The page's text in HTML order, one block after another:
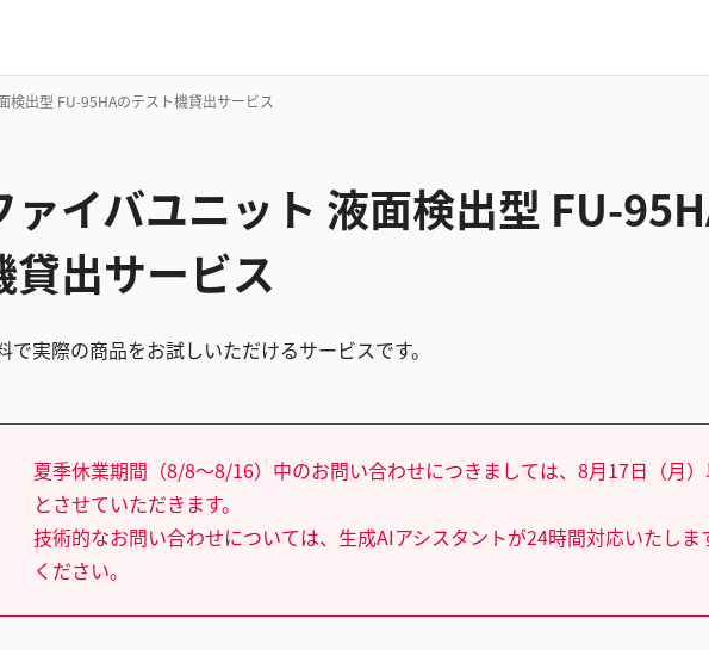
検出型 FU-95HAのテスト機貸出サービス
ァイバユニット 液面検出型 FU-
貸出サービス
で実際の商品をお試しいただけるサービスです。
夏季休業期間（8/8～8/16）中のお問い合わせにつきましては、8月17日（月
とさせていただきます。
技術的なお問い合わせについては、生成AIアシスタントが24時間対応いたしま
ください。